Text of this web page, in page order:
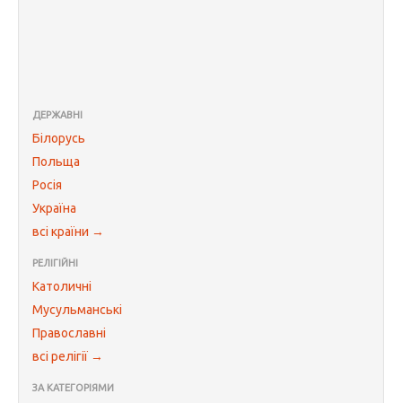
ДЕРЖАВНІ
Білорусь
Польща
Росія
Україна
всі країни →
РЕЛІГІЙНІ
Католичні
Мусульманські
Православні
всі релігії →
ЗА КАТЕГОРІЯМИ